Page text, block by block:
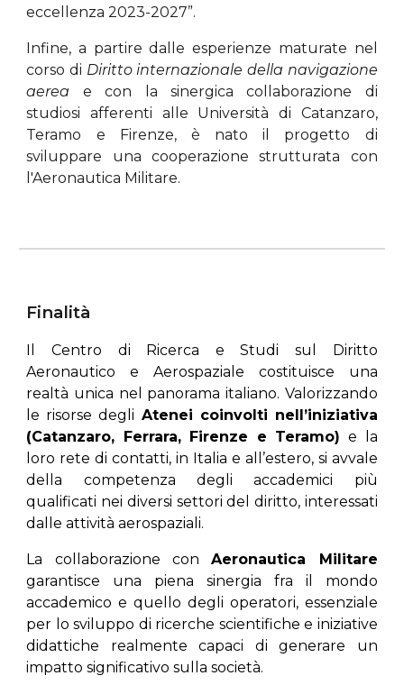
eccellenza 2023-2027”.
Infine, a partire dalle esperienze maturate nel
corso di Diritto internazionale della navigazione
aerea e con la sinergica collaborazione di
studiosi afferenti alle Università di Catanzaro,
Teramo e Firenze, è nato il progetto di
sviluppare una cooperazione strutturata con
l'Aeronautica Militare.
Finalità
Il Centro di Ricerca e Studi sul Diritto
Aeronautico e Aerospaziale costituisce una
realtà unica nel panorama italiano. Valorizzando
le risorse degli Atenei coinvolti nell’iniziativa
(Catanzaro, Ferrara, Firenze e Teramo)e la
loro rete di contatti, in Italia e all’estero, si avvale
della competenza degli accademici più
qualificati nei diversi settori del diritto, interessati
dalle attività aerospaziali.
La collaborazione conAeronautica Militare
garantisce una piena sinergia fra il mondo
accademico e quello degli operatori, essenziale
per lo sviluppo di ricerche scientifiche e iniziative
didattiche realmente capaci di generare un
impatto significativo sulla società.